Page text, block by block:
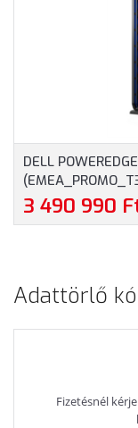
DELL
RAM, 2X960GB RI
ENTERPRISE 16G,
3 490 990
Adattörlő
Fizetésnél